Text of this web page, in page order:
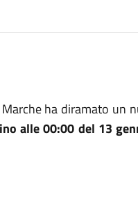
ha diramato un
alle 00:00 del 13